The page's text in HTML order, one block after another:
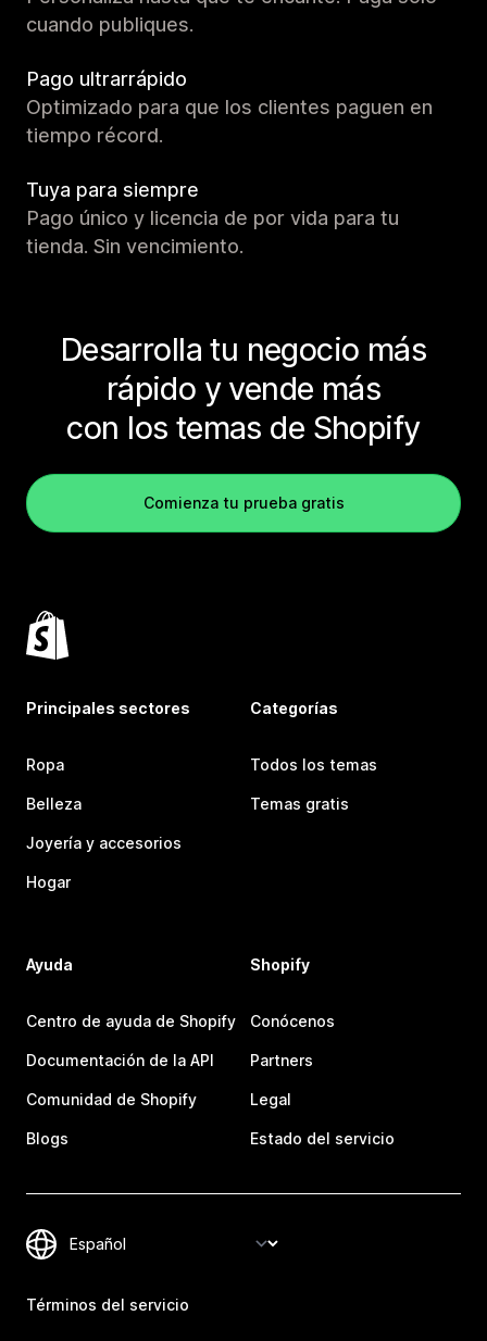
cuando publiques.
Pago ultrarrápido
Optimizado para que los clientes paguen en
tiempo récord.
Tuya para siempre
Pago único y licencia de por vida para tu
tienda. Sin vencimiento.
Desarrolla tu negocio más
rápido y vende más
con los temas de Shopify
Comienza tu prueba gratis
Principales sectores
Ropa
Belleza
Joyería y accesorios
Hogar
Categorías
Todos los temas
Temas gratis
Ayuda
Centro de ayuda de Shopify
Documentación de la API
Comunidad de Shopify
Blogs
Shopify
Conócenos
Partners
Legal
Estado del servicio
Términos del servicio